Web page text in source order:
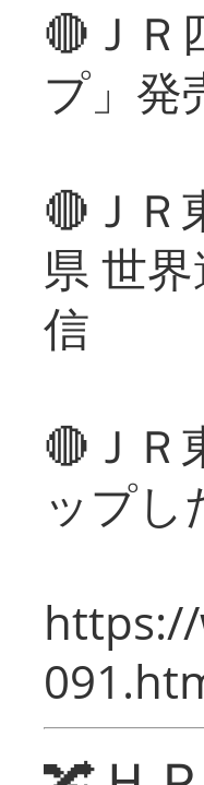
🔴ＪＲ
プ」発
🔴ＪＲ
県 世
信
🔴ＪＲ
ップ